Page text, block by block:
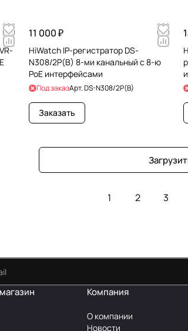
11 000 ₽
HiWatch IP-регистратор DS-
N308/2P(B) 8-ми канальный c 8-ю
PoE интерфейсами
Под заказАрт.DS-N308/2P(B)
Заказать
1 2 3
Компания
О компании
Новости